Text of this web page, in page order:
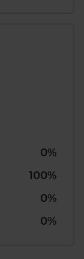
0%
100%
0%
0%